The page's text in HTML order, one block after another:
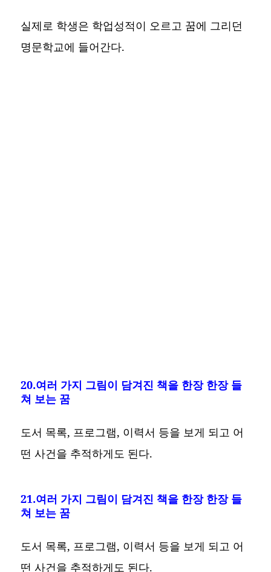
실제로 학생은 학업성적이 오르고 꿈에 그리던
명문학교에 들어간다.
20.여러 가지 그림이 담겨진 책을 한장 한장 들
쳐 보는 꿈
도서 목록, 프로그램, 이력서 등을 보게 되고 어
떤 사건을 추적하게도 된다.
21.여러 가지 그림이 담겨진 책을 한장 한장 들
쳐 보는 꿈
도서 목록, 프로그램, 이력서 등을 보게 되고 어
떤 사건을 추적하게도 된다.